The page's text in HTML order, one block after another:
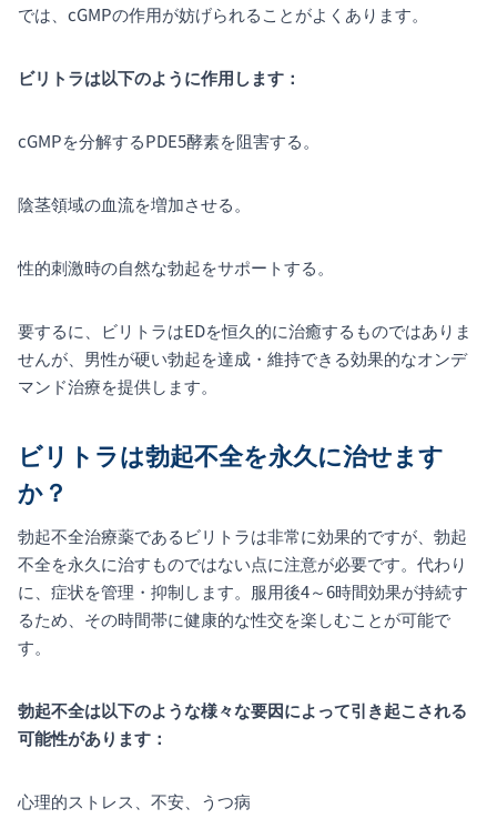
では、cGMPの作用が妨げられることがよくあります。
ビリトラは以下のように作用します：
cGMPを分解するPDE5酵素を阻害する。
陰茎領域の血流を増加させる。
性的刺激時の自然な勃起をサポートする。
要するに、ビリトラはEDを恒久的に治癒するものではありま
せんが、男性が硬い勃起を達成・維持できる効果的なオンデ
マンド治療を提供します。
ビリトラは勃起不全を永久に治せます
か？
勃起不全治療薬であるビリトラは非常に効果的ですが、勃起
不全を永久に治すものではない点に注意が必要です。代わり
に、症状を管理・抑制します。服用後4～6時間効果が持続す
るため、その時間帯に健康的な性交を楽しむことが可能で
す。
勃起不全は以下のような様々な要因によって引き起こされる
可能性があります：
心理的ストレス、不安、うつ病